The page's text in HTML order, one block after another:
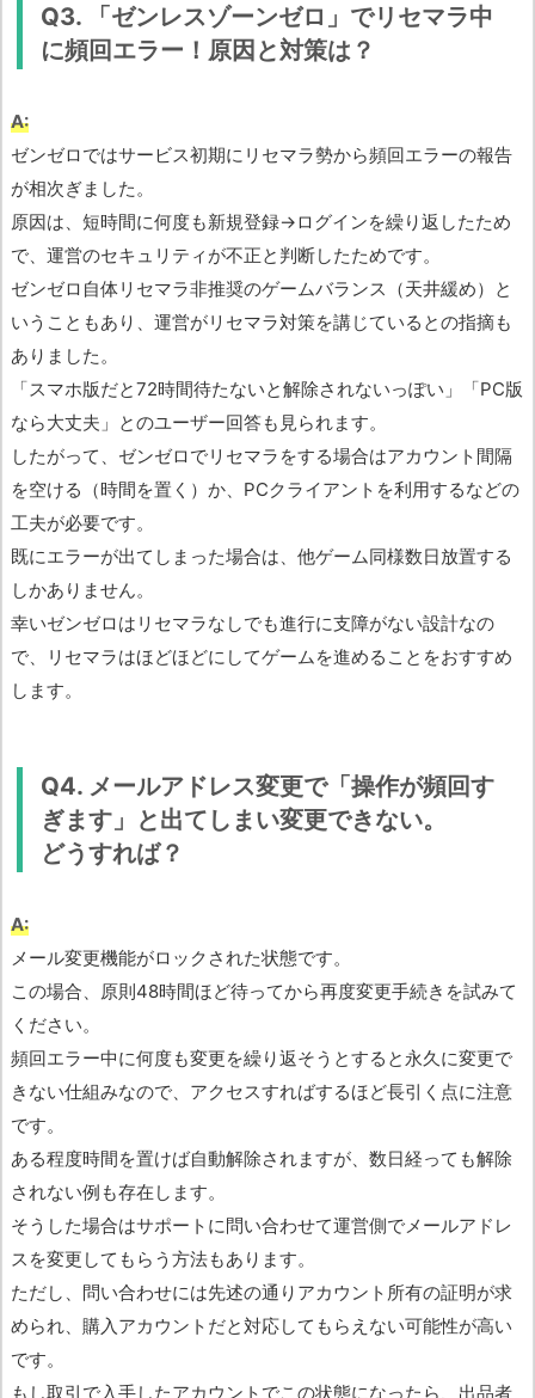
Q3. 「ゼンレスゾーンゼロ」でリセマラ中
に頻回エラー！原因と対策は？
A:
ゼンゼロではサービス初期にリセマラ勢から頻回エラーの報告
が相次ぎました。
原因は、短時間に何度も新規登録→ログインを繰り返したため
で、運営のセキュリティが不正と判断したためです。
ゼンゼロ自体リセマラ非推奨のゲームバランス（天井緩め）と
いうこともあり、運営がリセマラ対策を講じているとの指摘も
ありました。
「スマホ版だと72時間待たないと解除されないっぽい」「PC版
なら大丈夫」とのユーザー回答も見られます。
したがって、ゼンゼロでリセマラをする場合はアカウント間隔
を空ける（時間を置く）か、PCクライアントを利用するなどの
工夫が必要です。
既にエラーが出てしまった場合は、他ゲーム同様数日放置する
しかありません。
幸いゼンゼロはリセマラなしでも進行に支障がない設計なの
で、リセマラはほどほどにしてゲームを進めることをおすすめ
します。
Q4. メールアドレス変更で「操作が頻回す
ぎます」と出てしまい変更できない。
どうすれば？
A:
メール変更機能がロックされた状態です。
この場合、原則48時間ほど待ってから再度変更手続きを試みて
ください。
頻回エラー中に何度も変更を繰り返そうとすると永久に変更で
きない仕組みなので、アクセスすればするほど長引く点に注意
です。
ある程度時間を置けば自動解除されますが、数日経っても解除
されない例も存在します。
そうした場合はサポートに問い合わせて運営側でメールアドレ
スを変更してもらう方法もあります。
ただし、問い合わせには先述の通りアカウント所有の証明が求
められ、購入アカウントだと対応してもらえない可能性が高い
です。
もし取引で入手したアカウントでこの状態になったら、出品者